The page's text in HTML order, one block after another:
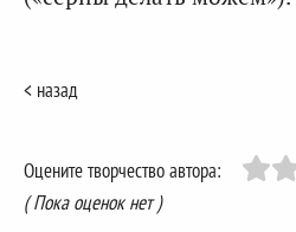
< назад
Оцените творчество автора:
( Пока оценок нет )